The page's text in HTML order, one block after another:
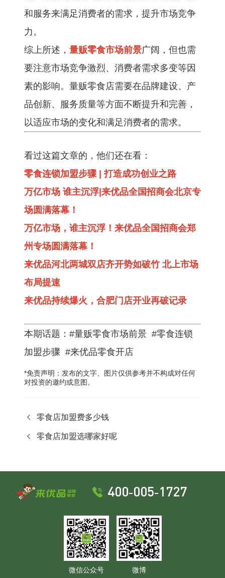
和服务来满足消费者的需求，提升市场竞争
力。
综上所述， 量贩零食市场前景广阔，但也需
要注意市场竞争激烈、消费者需求多变等因
素的影响。量贩零食店需要在品牌建设、产
品创新、服务质量等方面不断提升和完善，
以适应市场的变化和满足消费者的需求。
看过这篇文章的，他们还在看：
零食连锁加盟步骤 | 打造成功创业之路
万亿市场 谁主沉浮|来优品全国招商会北京专
场圆满落幕！
万亿市场，谁主沉浮！来优品全国招商会郑
州专场圆满落幕！
来优品河北两城双店齐开势如破竹 北上市场
布局提速
来优品持续爆火，合肥门店开业再破记录
本期话题：#量贩零食市场前景 #零食连锁
加盟步骤 #来优品零食开店
*免责声明：发布的文字、图片仅供参考并不构成对任何
对投资的邀约或意图。
零食店加盟费多少钱
零食店加盟选哪家好呢
400-005-1727
微信公众号 微博